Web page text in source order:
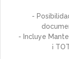
-
- Incluye
¡